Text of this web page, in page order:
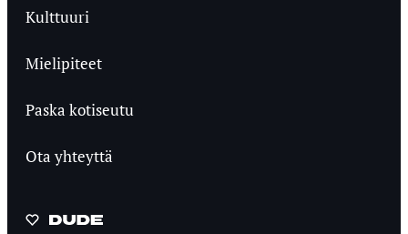
Kulttuuri
Mielipiteet
Paska kotiseutu
Ota yhteyttä